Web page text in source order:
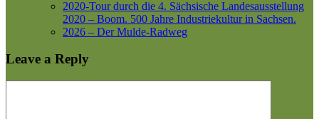
2020-Tour durch die 4. Sächsische Landesausstellung
2020 – Boom. 500 Jahre Industriekultur in Sachsen.
2026 – Der Mulde-Radweg
Leave a Reply